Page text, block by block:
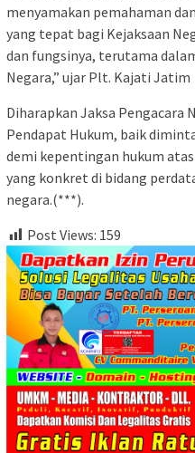
menyamakan pemahaman
yang tepat bagi Kejaksaan
dan fungsinya, terutama
Negara,” ujar Plt. Kajati Jatim
Diharapkan Jaksa Pengacara
Pendapat Hukum, baik
demi kepentingan hukum
yang konkret di bidang
negara.(***).
Post Views: 159